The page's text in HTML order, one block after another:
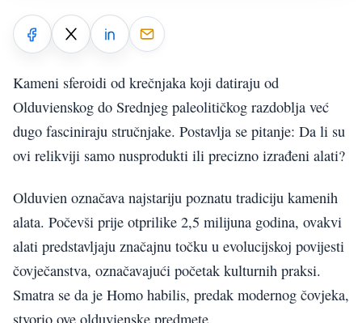
Kameni sferoidi od krečnjaka koji datiraju od
Olduvienskog do Srednjeg paleolitičkog razdoblja već
dugo fasciniraju stručnjake. Postavlja se pitanje: Da li su
ovi relikviji samo nusprodukti ili precizno izrađeni alati?
Olduvien označava najstariju poznatu tradiciju kamenih
alata. Počevši prije otprilike 2,5 milijuna godina, ovakvi
alati predstavljaju značajnu točku u evolucijskoj povijesti
čovječanstva, označavajući početak kulturnih praksi.
Smatra se da je Homo habilis, predak modernog čovjeka,
stvorio ove olduvienske predmete.